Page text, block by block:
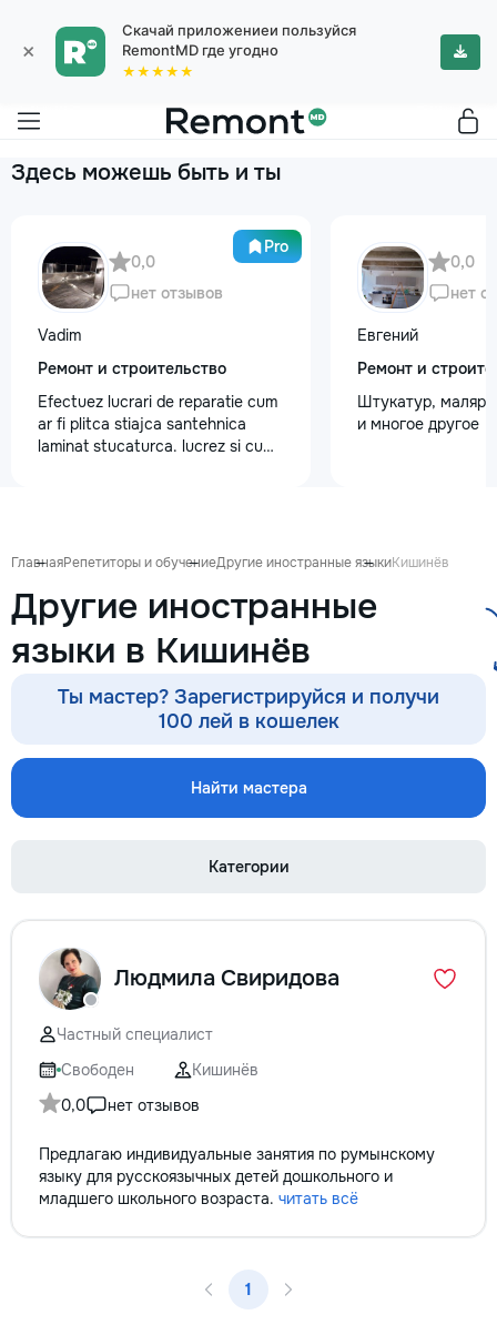
×
Скачай приложениеи пользуйся
RemontMD где угодно
★★★★★
Здесь можешь быть и ты
Pro
0,0
нет отзывов
Vadim
Ремонт и строительство
Efectuez lucrari de reparatie cum
ar fi plitca stiajca santehnica
laminat stucaturca. lucrez si cu
0,0
нет
Евгений
Ремонт и
Штукатур, маляр ,
и многое другое
ГлавнаяРепетиторы и обучениеДругие иностранные языкиКишинёв
Другие иностранные
языки в Кишинёв
Ты мастер? Зарегистрируйся и получи
100 лей в кошелек
Найти мастера
Категории
Людмила Свиридова
Частный специалист
Свободен
Кишинёв
0,0
нет отзывов
Предлагаю индивидуальные занятия по румынскому
языку для русскоязычных детей дошкольного и
младшего школьного возраста. читать всё
1